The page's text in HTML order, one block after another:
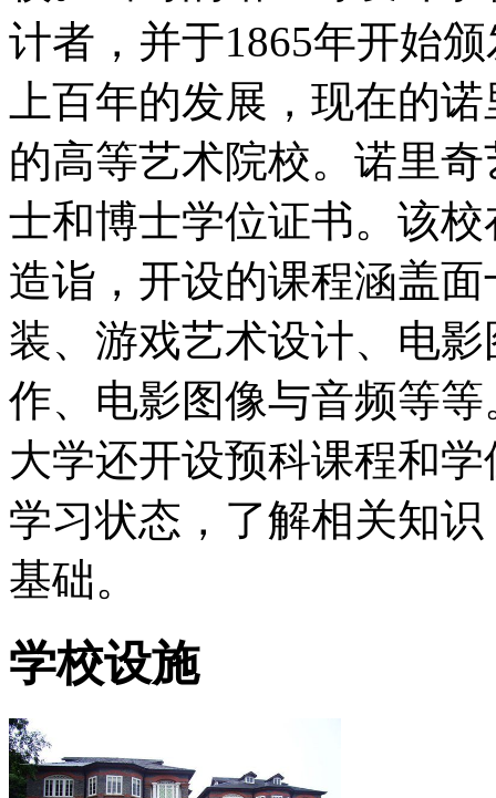
计者，并于1865年开始
上百年的发展，现在的
的高等艺术院校。诺里
士和博士学位证书。该
造诣，开设的课程涵盖
装、游戏艺术设计、电
作、电影图像与音频等
大学还开设预科课程和
学习状态，了解相关知
基础。
学校设施